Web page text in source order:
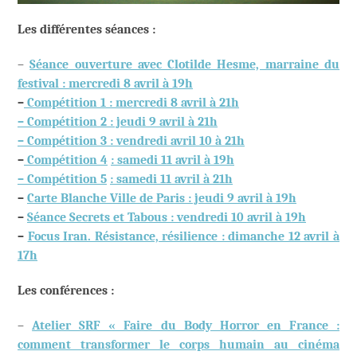
Les différentes séances :
–Séance ouverture avec Clotilde Hesme, marraine du
festival : mercredi 8 avril à 19h
– Compétition 1 : mercredi 8 avril à 21h
– Compétition 2 : jeudi 9 avril à 21h
– Compétition 3 : vendredi avril 10 à 21h
– Compétition 4 : samedi 11 avril à 19h
– Compétition 5 : samedi 11 avril à 21h
– Carte Blanche Ville de Paris : jeudi 9 avril à 19h
– Séance Secrets et Tabous : vendredi 10 avril à 19h
– Focus Iran. Résistance, résilience : dimanche 12 avril à
17h
Les conférences :
–Atelier SRF « Faire du Body Horror en France :
comment transformer le corps humain au cinéma